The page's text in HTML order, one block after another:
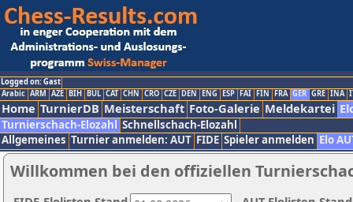
Logged on: Gast
Arabic ARM AZE BIH BUL CAT CHN CRO CZE DEN ENG ESP FAI FIN FRA GER GRE INA
Home TurnierDB Meisterschaft Foto-Galerie Meldekartei
Turnierschach-Elozahl Schnellschach-Elozahl
Allgemeines Turnier anmelden: AUT FIDE Spieler anmelden Elo
Willkommen bei den offiziellen